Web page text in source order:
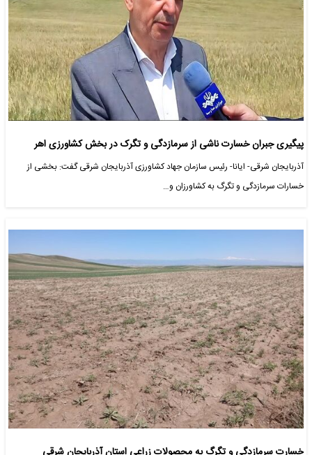
پیگیری جبران خسارت ناشی از سرمازدگی و تگرک در بخش کشاورزی اهر
آذربایجان شرقی- ایانا- رئیس سازمان جهاد کشاورزی آذربایجان شرقی گفت: بخشی از
خسارات سرمازدگی و تگرگ به کشاورزان و…